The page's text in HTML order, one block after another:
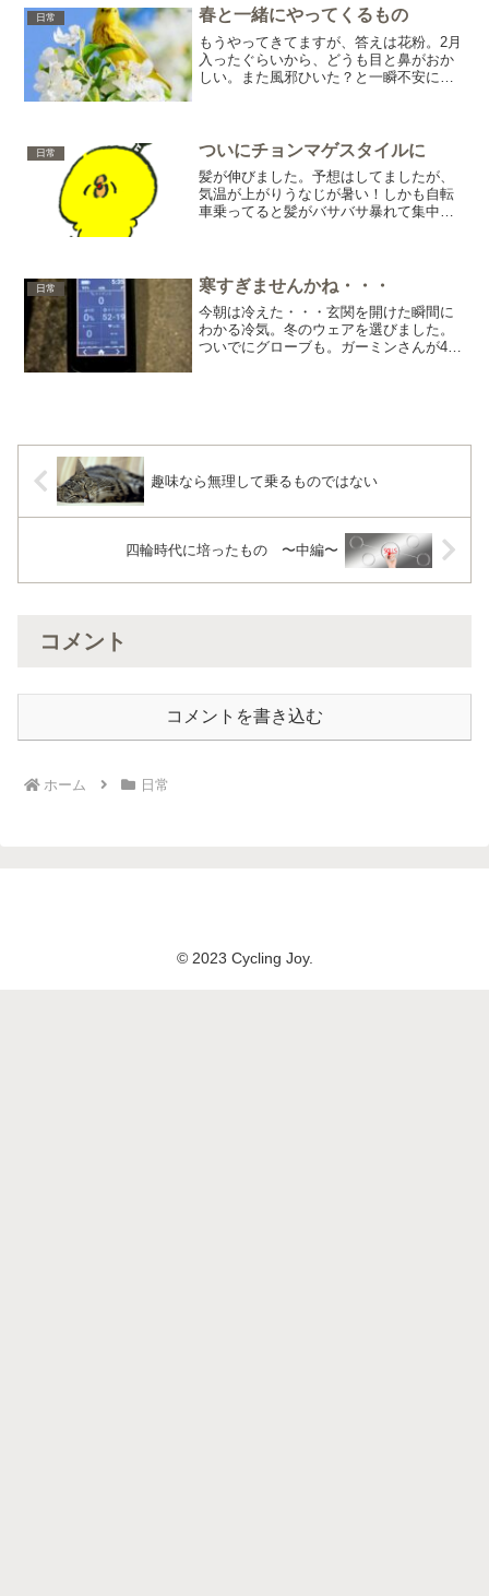
日常 春と一緒にやってくるもの
もうやってきてますが、答えは花粉。2月
入ったぐらいから、どうも目と鼻がおか
しい。また風邪ひいた？と一瞬不安にな
しくないのは帰ってきて...
日常 ついにチョンマゲスタイルに
髪が伸びました。予想はしてましたが、
気温が上がりうなじが暑い！しかも自転
車乗ってると髪がバサバサ暴れて集中で
い。一時的に仕事から...
日常 寒すぎませんかね・・・
今朝は冷えた・・・玄関を開けた瞬間に
わかる冷気。冬のウェアを選びました。
ついでにグローブも。ガーミンさんが4度
趣味なら無理して乗るものではない
四輪時代に培ったもの 〜中編〜
コメント
コメントを書き込む
ホーム 日常
© 2023 Cycling Joy.